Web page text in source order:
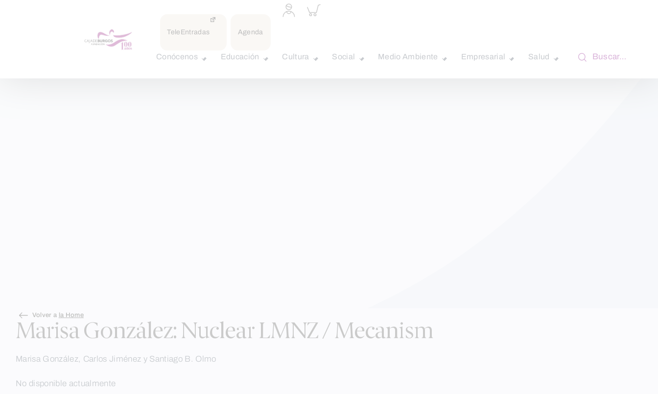
content
TeleEntradas Agenda
Acceder
a
Inspeccionar
carrito
Conócenos Educación Cultura Social Medio Ambiente Empresarial Salud Buscar…
Volver a la Home
Marisa González: Nuclear LMNZ / Mecanism
Marisa González, Carlos Jiménez y Santiago B. Olmo
No disponible actualmente